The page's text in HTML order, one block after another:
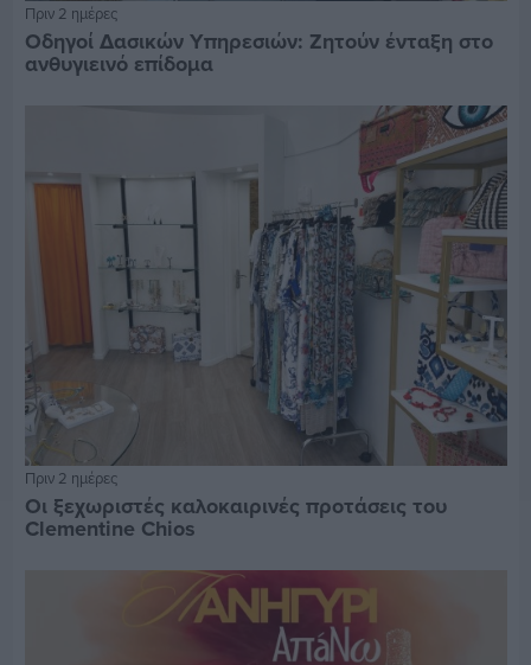
Πριν 2 ημέρες
Οδηγοί Δασικών Υπηρεσιών: Ζητούν ένταξη στο
ανθυγιεινό επίδομα
Πριν 2 ημέρες
Οι ξεχωριστές καλοκαιρινές προτάσεις του
Clementine Chios